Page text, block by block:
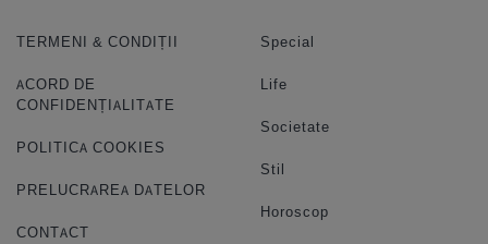
TERMENI & CONDIȚII
ACORD DE
CONFIDENȚIALITATE
POLITICA COOKIES
PRELUCRAREA DATELOR
CONTACT
Special
Life
Societate
Stil
Horoscop